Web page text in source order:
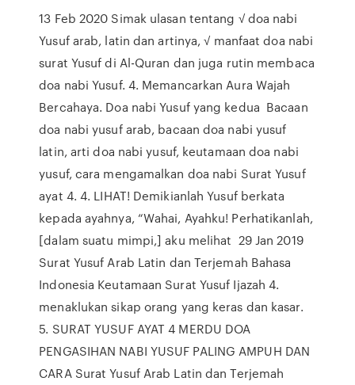
13 Feb 2020 Simak ulasan tentang √ doa nabi
Yusuf arab, latin dan artinya, √ manfaat doa nabi
surat Yusuf di Al-Quran dan juga rutin membaca
doa nabi Yusuf. 4. Memancarkan Aura Wajah
Bercahaya. Doa nabi Yusuf yang kedua Bacaan
doa nabi yusuf arab, bacaan doa nabi yusuf
latin, arti doa nabi yusuf, keutamaan doa nabi
yusuf, cara mengamalkan doa nabi Surat Yusuf
ayat 4. 4. LIHAT! Demikianlah Yusuf berkata
kepada ayahnya, “Wahai, Ayahku! Perhatikanlah,
[dalam suatu mimpi,] aku melihat 29 Jan 2019
Surat Yusuf Arab Latin dan Terjemah Bahasa
Indonesia Keutamaan Surat Yusuf Ijazah 4.
menaklukan sikap orang yang keras dan kasar.
5. SURAT YUSUF AYAT 4 MERDU DOA
PENGASIHAN NABI YUSUF PALING AMPUH DAN
CARA Surat Yusuf Arab Latin dan Terjemah